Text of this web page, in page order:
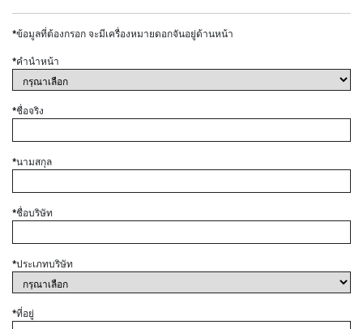
*ข้อมูลที่ต้องกรอก จะมีเครื่องหมายดอกจันอยู่ด้านหน้า
*คำนำหน้า
*ชื่อจริง
*นามสกุล
*ชื่อบริษัท
*ประเภทบริษัท
*ที่อยู่